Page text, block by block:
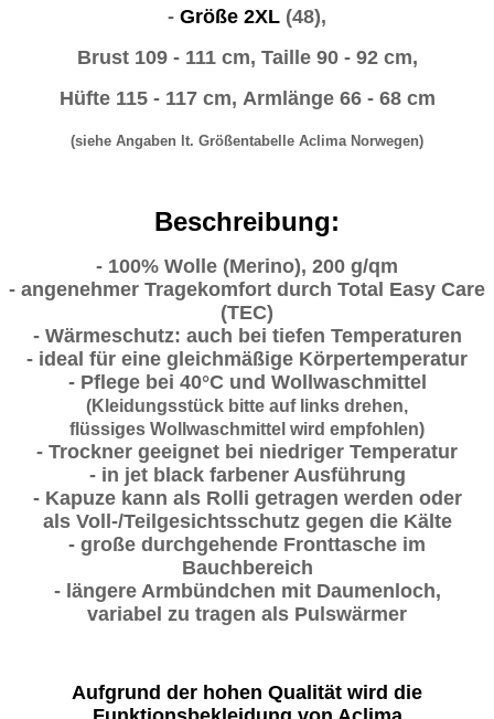
- Größe 2XL (48),
Brust 109 - 111 cm, Taille 90 - 92 cm,
Hüfte 115 - 117 cm, Armlänge 66 - 68 cm
(siehe Angaben lt. Größentabelle Aclima Norwegen)
Beschreibung:
- 100% Wolle (Merino), 200 g/qm
- angenehmer Tragekomfort durch Total Easy Care
(TEC)
- Wärmeschutz: auch bei tiefen Temperaturen
- ideal für eine gleichmäßige Körpertemperatur
- Pflege bei 40°C und Wollwaschmittel
(Kleidungsstück bitte auf links drehen,
flüssiges Wollwaschmittel wird empfohlen)
- Trockner geeignet bei niedriger Temperatur
- in jet black farbener Ausführung
- Kapuze kann als Rolli getragen werden oder
als Voll-/Teilgesichtsschutz gegen die Kälte
- große durchgehende Fronttasche im
Bauchbereich
- längere Armbündchen mit Daumenloch,
variabel zu tragen als Pulswärmer
Aufgrund der hohen Qualität wird die